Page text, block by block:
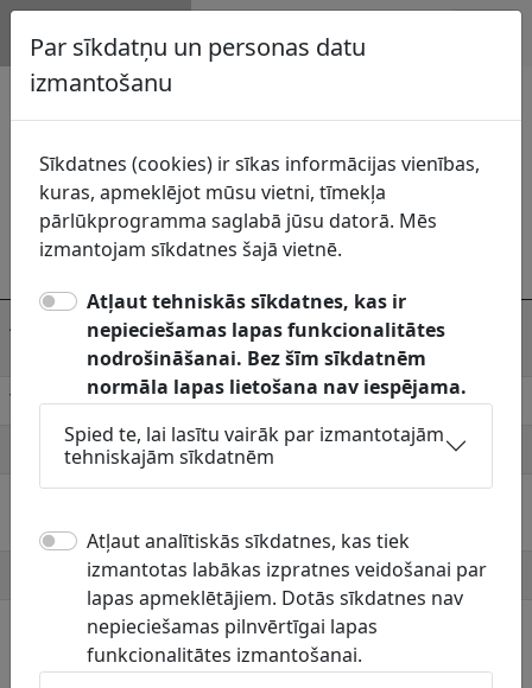
Topogrāfija.lv
Zemkopības ministrijas nekustamie
īpašumi, VSIA, Rēzeknes sektors
Zemkopības ministrijas nekustamie
īpašumi, VSIAstruktūrvienība
Komunikāciju
Zemkopības ministrijas nekustamie
Adrese
Rēzeknes sektors, Rēzekne, Dārza iela
63, 3.st.
Telefons
27844359
E-pasts
uldis.juskevics@zmni.lv
laiki
Mājaslapa http://www.zmni.lv/
Komunikāciju turētāja kontaktpersonas
Par sīkdatņu un personas datu
izmantošanu
Sīkdatnes (cookies) ir sīkas informācijas vienības,
kuras, apmeklējot mūsu vietni, tīmekļa
pārlūkprogramma saglabā jūsu datorā. Mēs
izmantojam sīkdatnes šajā vietnē.
Atļaut tehniskās sīkdatnes, kas ir
nepieciešamas lapas funkcionalitātes
nodrošināšanai. Bez šīm sīkdatnēm
normāla lapas lietošana nav iespējama.
Spied te, lai lasītu vairāk par izmantotajām
tehniskajām sīkdatnēm
Atļaut analītiskās sīkdatnes, kas tiek
izmantotas labākas izpratnes veidošanai par
lapas apmeklētājiem. Dotās sīkdatnes nav
nepieciešamas pilnvērtīgai lapas
funkcionalitātes izmantošanai.